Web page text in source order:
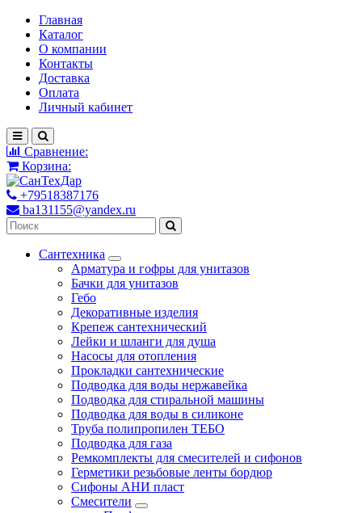
Главная
Каталог
О компании
Контакты
Доставка
Оплата
Личный кабинет
Сравнение:
Корзина:
+79518387176
ba131155@yandex.ru
Сантехника
Арматура и гофры для унитазов
Бачки для унитазов
Гебо
Декоративные изделия
Крепеж сантехнический
Лейки и шланги для душа
Насосы для отопления
Прокладки сантехнические
Подводка для воды нержавейка
Подводка для стиральной машины
Подводка для воды в силиконе
Труба полипропилен ТЕБО
Подводка для газа
Ремкомплекты для смесителей и сифонов
Герметики резьбовые ленты бордюр
Сифоны АНИ пласт
Смесители